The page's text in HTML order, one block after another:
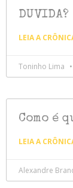
DUVIDA?
LEIA A
Toninho Lima
Como é
LEIA A
Alexandre